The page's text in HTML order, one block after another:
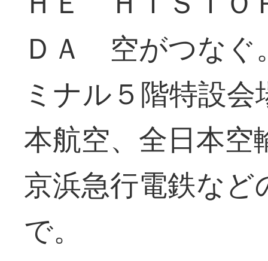
ＤＡ 空がつなぐ
ミナル５階特設
本航空、全日本空
京浜急行電鉄な
で。